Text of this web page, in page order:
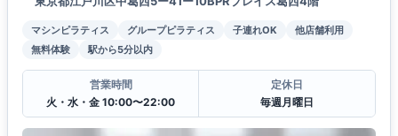
マシンピラティス グループピラティス 子連れOK
他店舗利用
無料体験
駅から5分以内
営業時間
火・水・金 10:00〜22:00
定休日
毎週月曜日